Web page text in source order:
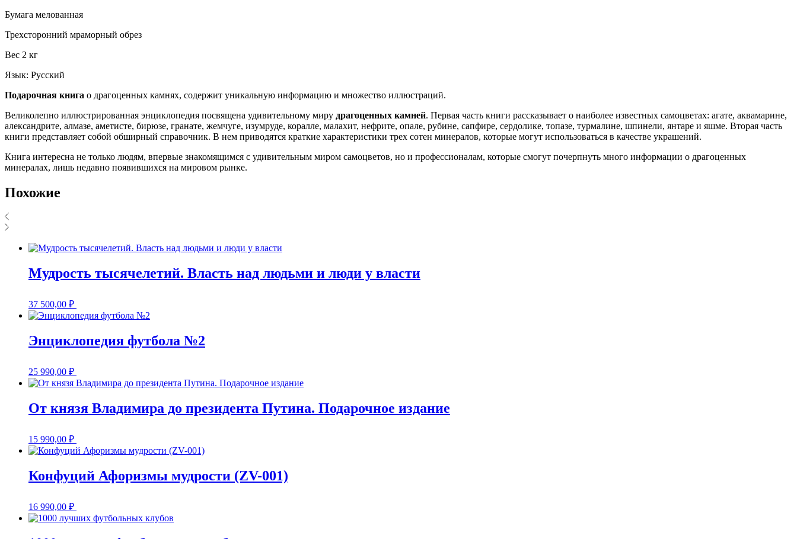
Бумага мелованная
Трехсторонний мраморный обрез
Вес 2 кг
Язык: Русский
Подарочная книга о драгоценных камнях, содержит уникальную информацию и множество иллюстраций.
Великолепно иллюстрированная энциклопедия посвящена удивительному миру драгоценных камней. Первая часть книги рассказывает о наиболее известных самоцветах: агате, аквамарине,
александрите, алмазе, аметисте, бирюзе, гранате, жемчуге, изумруде, коралле, малахит, нефрите, опале, рубине, сапфире, сердолике, топазе, турмалине, шпинели, янтаре и яшме. Вторая часть
книги представляет собой обширный справочник. В нем приводятся краткие характеристики трех сотен минералов, которые могут использоваться в качестве украшений.
Книга интересна не только людям, впервые знакомящимся с удивительным миром самоцветов, но и профессионалам, которые смогут почерпнуть много информации о драгоценных
минералах, лишь недавно появившихся на мировом рынке.
Похожие
Мудрость тысячелетий. Власть над людьми и люди у власти
37 500,00 ₽
Энциклопедия футбола №2
25 990,00 ₽
От князя Владимира до президента Путина. Подарочное издание
15 990,00 ₽
Конфуций Афоризмы мудрости (ZV-001)
16 990,00 ₽